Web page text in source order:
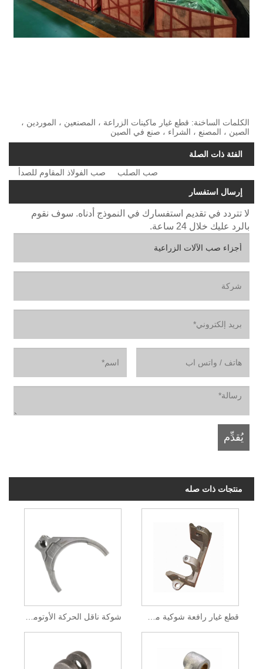
الكلمات الساخنة: قطع غيار ماكينات الزراعة ، المصنعين ، الموردين ،
الصين ، المصنع ، الشراء ، صنع في الصين
الفئة ذات الصلة
صب الفولاذ المقاوم للصدأ
صب الصلب
إرسال استفسار
لا تتردد في تقديم استفسارك في النموذج أدناه. سوف نقوم
بالرد عليك خلال 24 ساعة.
منتجات ذات صله
قطع غيار رافعة شوكية من الصلب المصبوب